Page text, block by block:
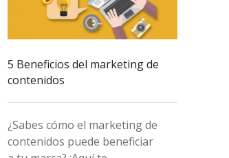
5 Beneficios del marketing de
contenidos
¿Sabes cómo el marketing de
contenidos puede beneficiar